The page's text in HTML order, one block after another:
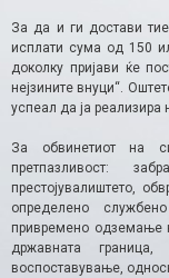
За да и ги достави
исплати сума од 150
доколку пријави ќе
нејзините внуци“.
успеал да ја реализира
За обвинетиот на
претпазливост:
престојувалиштето,
определено
привремено одземање
државната
воспоставување,